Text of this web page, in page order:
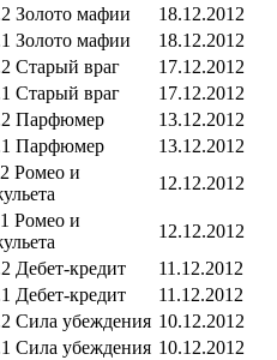
Золото мафии
18.12.2012
Золото мафии
18.12.2012
Старый враг
17.12.2012
Старый враг
17.12.2012
Парфюмер
13.12.2012
Парфюмер
13.12.2012
Ромео и
12.12.2012
Ромео и
12.12.2012
Дебет-кредит
11.12.2012
Дебет-кредит
11.12.2012
Сила убеждения 10.12.2012
Сила убеждения 10.12.2012